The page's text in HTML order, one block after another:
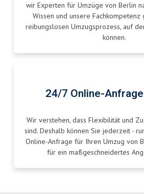
wir Experten für Umzüge von Berlin
Wissen und unsere Fachkompetenz
reibungslosen Umzugsprozess, auf
können.
24/7 Online-
Wir verstehen, dass Flexibilität und
sind. Deshalb können Sie jederzeit -
Online-Anfrage für Ihren Umzug von
für ein maßgeschneidertes